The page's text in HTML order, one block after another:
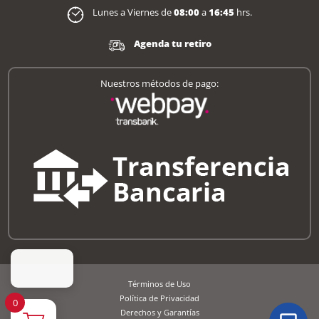
Lunes a Viernes de08:00a16:45 hrs.
Agenda tu retiro
Nuestros métodos de pago:
Términos de Uso
Política de Privacidad
Derechos y Garantías
0